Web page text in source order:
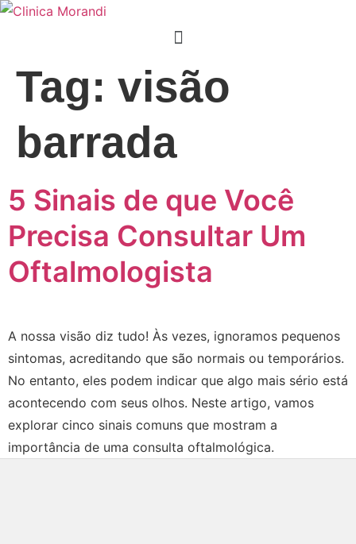
Tag: visão
barrada
5 Sinais de que Você
Precisa Consultar Um
Oftalmologista
A nossa visão diz tudo! Às vezes, ignoramos pequenos
sintomas, acreditando que são normais ou temporários.
No entanto, eles podem indicar que algo mais sério está
acontecendo com seus olhos. Neste artigo, vamos
explorar cinco sinais comuns que mostram a
importância de uma consulta oftalmológica.